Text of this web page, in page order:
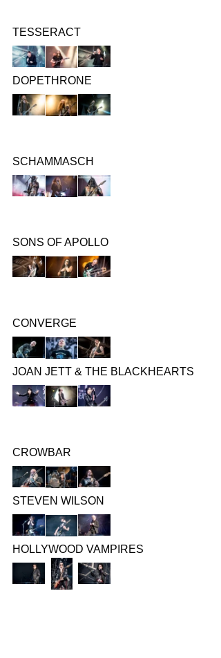
TESSERACT
DOPETHRONE
SCHAMMASCH
SONS OF APOLLO
CONVERGE
JOAN JETT & THE BLACKHEARTS
CROWBAR
STEVEN WILSON
HOLLYWOOD VAMPIRES